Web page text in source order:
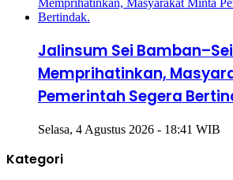
Jalinsum Sei
Memprihatinkan,
Pemerintah Segera
Selasa, 4 Agustus 2026 - 18:41 WIB
Kategori